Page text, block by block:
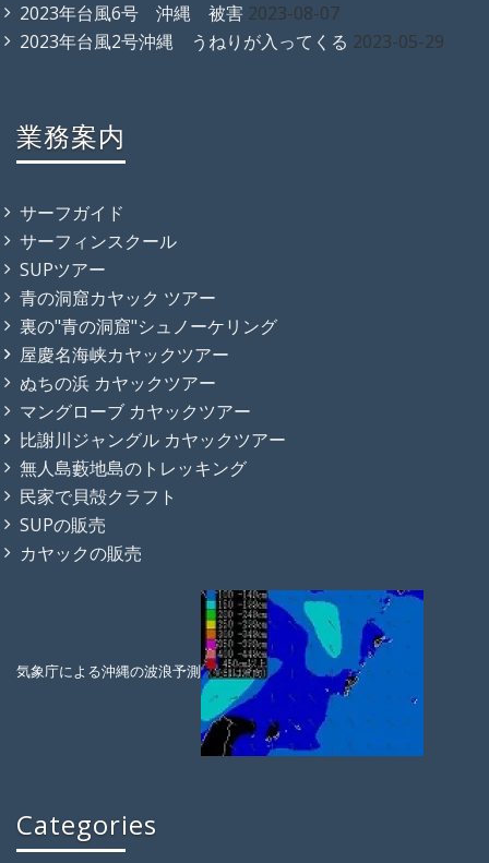
2023年台風6号 沖縄 被害 2023-08-07
2023年台風2号沖縄 うねりが入ってくる 2023-05-29
業務案内
サーフガイド
サーフィンスクール
SUPツアー
青の洞窟カヤック ツアー
裏の"青の洞窟"シュノーケリング
屋慶名海峡カヤックツアー
ぬちの浜 カヤックツアー
マングローブ カヤックツアー
比謝川ジャングル カヤックツアー
無人島藪地島のトレッキング
民家で貝殻クラフト
SUPの販売
カヤックの販売
気象庁による沖縄の波浪予測
Categories